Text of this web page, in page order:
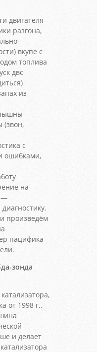
двигателя
разгона,
вкупе с
топлива
двс
из
(звон,
с
ошибками,
на
—
произведём
пацифика
зонда
от 1998 г.,
и делает